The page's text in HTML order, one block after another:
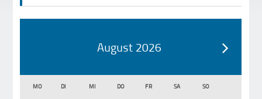
August 2026
MO DI MI DO FR SA SO